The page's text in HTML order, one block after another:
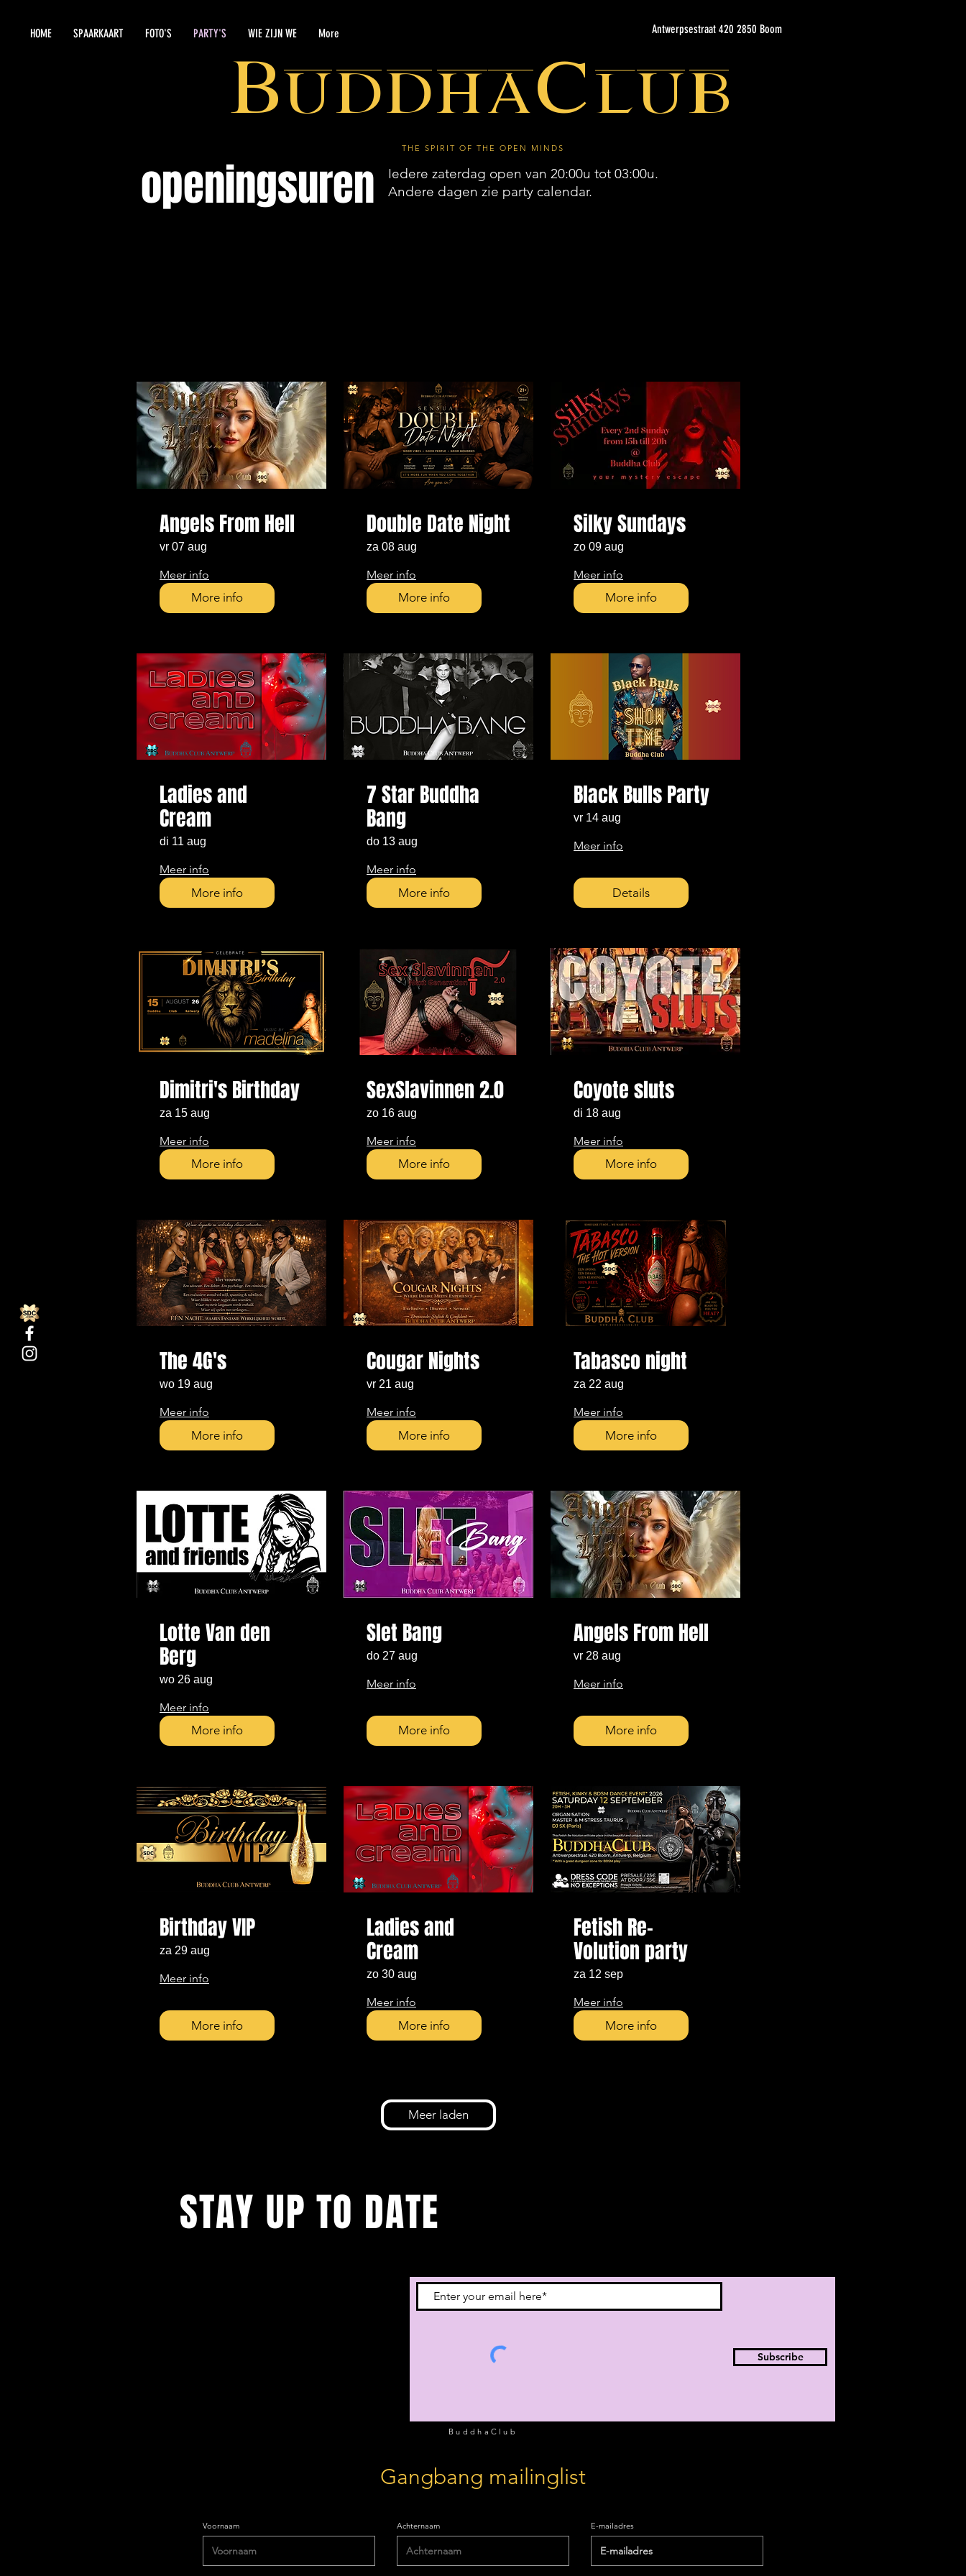
HOME SPAARKAART FOTO'S PARTY'S WIE ZIJN WE More Antwerpsestraat 420 2850 Boom
BuddhaClub
THE SPIRIT OF THE OPEN MINDS
openingsuren
Iedere zaterdag open van 20:00u tot 03:00u.
Andere dagen zie party calendar.
Angels From Hell
vr 07 aug
Meer info
More info
Double Date Night
za 08 aug
Meer info
More info
Silky Sundays
zo 09 aug
Meer info
More info
Ladies and
Cream
di 11 aug
Meer info
More info
7 Star Buddha
Bang
do 13 aug
Meer info
More info
Black Bulls Party
vr 14 aug
Meer info
Details
Dimitri's Birthday
za 15 aug
Meer info
More info
SexSlavinnen 2.0
zo 16 aug
Meer info
More info
Coyote sluts
di 18 aug
Meer info
More info
The 4G's
wo 19 aug
Meer info
More info
Cougar Nights
vr 21 aug
Meer info
More info
Tabasco night
za 22 aug
Meer info
More info
Lotte Van den
Berg
wo 26 aug
Meer info
More info
Slet Bang
do 27 aug
Meer info
More info
Angels From Hell
vr 28 aug
Meer info
More info
Birthday VIP
za 29 aug
Meer info
More info
Ladies and
Cream
zo 30 aug
Meer info
More info
Fetish Re-
Volution party
za 12 sep
Meer info
More info
Meer laden
STAY UP TO DATE
Subscribe
BuddhaClub
Gangbang mailinglist
Voornaam Achternaam E-mailadres